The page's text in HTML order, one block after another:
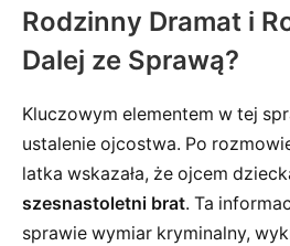
Rodzinny Dramat i
Dalej ze Sprawą?
Kluczowym elementem w tej
ustalenie ojcostwa. Po
latka wskazała, że ojcem
szesnastoletni brat. Ta
sprawie wymiar kryminalny,